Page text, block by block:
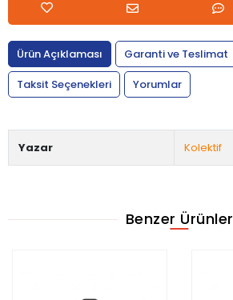
Ürün Açıklaması
Garanti ve Teslimat
Taksit Seçenekleri
Yorumlar
Yazar Kolektif
Benzer Ürünler